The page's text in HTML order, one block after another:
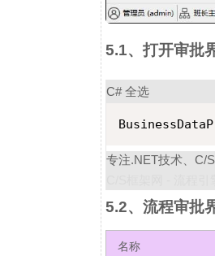
5.1、打开审批
C# 全选
专注.NET技术、C/
5.2、流程审批
名称